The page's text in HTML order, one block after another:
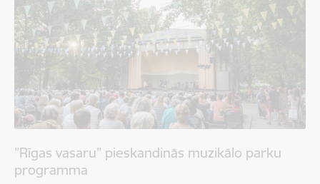
”Rīgas vasaru” pieskandinās muzikālo parku
programma